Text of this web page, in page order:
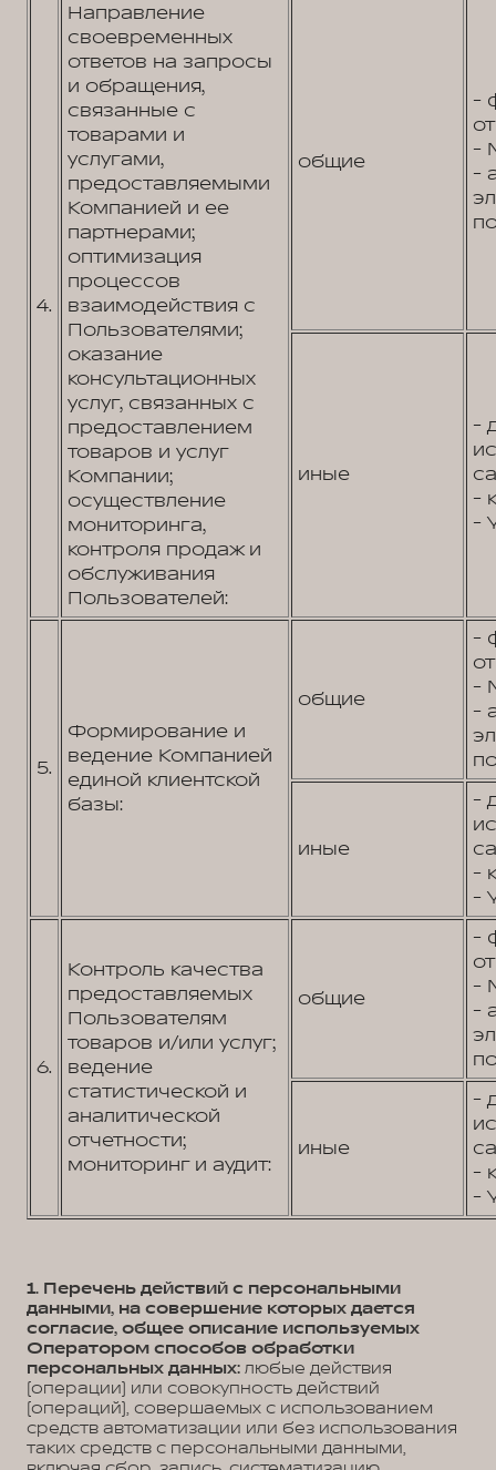
4.
Направление
своевременных
ответов на запросы
и обращения,
связанные с
товарами и
услугами,
предоставляемыми
Компанией и ее
партнерами;
оптимизация
процессов
взаимодействия с
Пользователями;
оказание
консультационных
услуг, связанных с
предоставлением
товаров и услуг
Компании;
осуществление
мониторинга,
контроля продаж и
обслуживания
Пользователей:
общие
-
-
-
иные
-
-
-
5.
Формирование и
ведение Компанией
единой клиентской
базы:
общие
-
-
-
иные
-
-
-
6.
Контроль качества
предоставляемых
Пользователям
товаров и/или услуг;
ведение
статистической и
аналитической
отчетности;
мониторинг и аудит:
общие
-
-
-
иные
-
-
-
1. Перечень действий с персональными
данными, на совершение которых дается
согласие, общее описание используемых
Оператором способов обработки
персональных данных: любые действия
(операции) или совокупность действий
(операций), совершаемых с использованием
средств автоматизации или без использования
таких средств с персональными данными,